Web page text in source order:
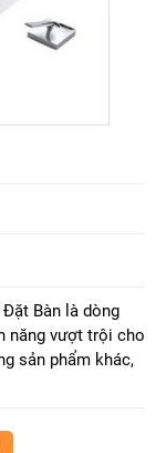
Đặt Bàn là dòng
năng vượt trội cho
sản phẩm khác,